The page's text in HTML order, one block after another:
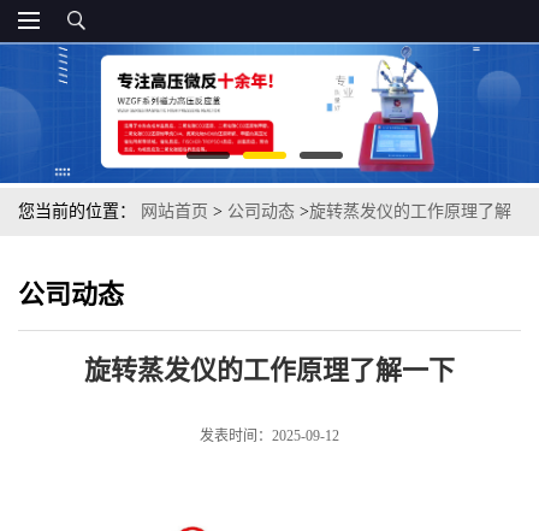
您当前的位置： 网站首页 > 公司动态 >旋转蒸发仪的工作原理了解
公司动态
旋转蒸发仪的工作原理了解一下
发表时间：2025-09-12